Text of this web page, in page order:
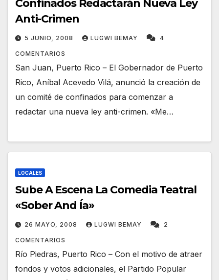
Confinados Redactarán Nueva Ley
Anti-Crimen
5 JUNIO, 2008 LUGWI BEMAY 4
COMENTARIOS
San Juan, Puerto Rico – El Gobernador de Puerto
Rico, Aníbal Acevedo Vilá, anunció la creación de
un comité de confinados para comenzar a
redactar una nueva ley anti-crimen. «Me…
LOCALES
Sube A Escena La Comedia Teatral
«Sober And Ía»
26 MAYO, 2008 LUGWI BEMAY 2
COMENTARIOS
Río Piedras, Puerto Rico – Con el motivo de atraer
fondos y votos adicionales, el Partido Popular